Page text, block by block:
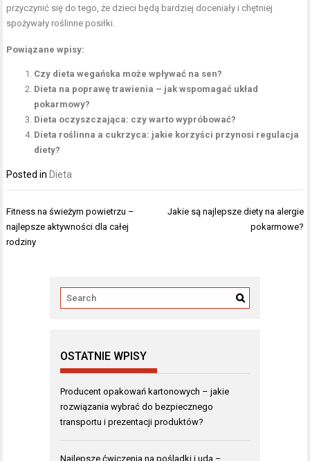
przyczynić się do tego, że dzieci będą bardziej doceniały i chętniej
spożywały roślinne posiłki.
Powiązane wpisy:
Czy dieta wegańska może wpływać na sen?
Dieta na poprawę trawienia – jak wspomagać układ
pokarmowy?
Dieta oczyszczająca: czy warto wypróbować?
Dieta roślinna a cukrzyca: jakie korzyści przynosi regulacja
diety?
Posted in Dieta
Nawigacja
wpisu
Fitness na świeżym powietrzu –
najlepsze aktywności dla całej
rodziny
Jakie są najlepsze diety na alergie
pokarmowe?
OSTATNIE WPISY
Producent opakowań kartonowych – jakie
rozwiązania wybrać do bezpiecznego
transportu i prezentacji produktów?
Najlepsze ćwiczenia na pośladki i uda –